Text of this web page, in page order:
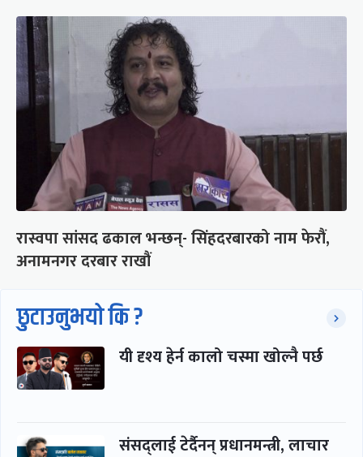
रास्वपा सांसद ढकाल भन्छन्- सिंहदरबारको नाम फेरौं,
अनामनगर दरबार राखौं
छुटाउनुभयो कि ?
यी दृश्य हेर्न कालो चस्मा खोल्नै पर्छ
संसद्लाई टेर्दैनन् प्रधानमन्त्री, लाचार